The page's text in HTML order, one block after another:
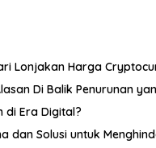
Lonjakan Harga
Di Balik Penurunan
di Era Digital?
dan Solusi untuk